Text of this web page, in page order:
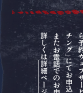
詳しくは
詳細ページ